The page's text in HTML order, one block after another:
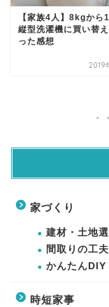
【家族4人】8kgから
縦型洗濯機に買い替
った感想
2019
家づくり
建材・土地
間取りの工夫
かんたんDIY
時短家事